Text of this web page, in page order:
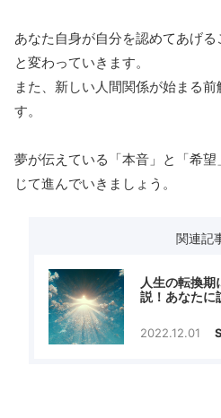
あなた自身が自分を認めてあげ
と変わっていきます。
また、新しい人間関係が始まる
す。
夢が伝えている「本音」と「希
じて進んでいきましょう。
関連記
人生の転換
説！あなたに
2022.12.01